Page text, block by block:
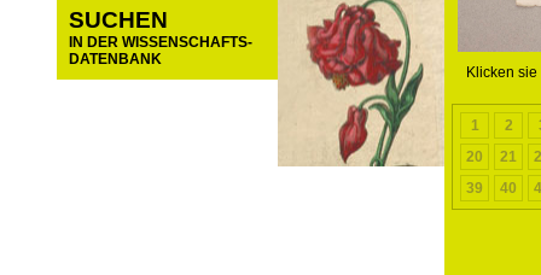
SUCHEN
IN DER WISSENSCHAFTS-
DATENBANK
Klicken
1 2
20
21
39
40